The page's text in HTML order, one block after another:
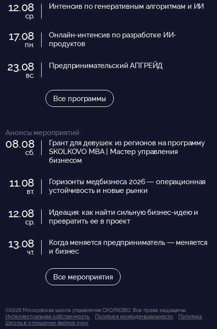
12.08
ср.
Интенсив по генеративным алгоритмам и ИИ
17.08
пн.
Онлайн-интенсив по разработке ИИ-
продуктов
23.08
вс.
Предпринимательский АПГРЕЙД
Все программы
Анонсы мероприятий
08.08
сб.
Грант для девушек из регионов на программу
SKOLKOVO MBA | Мастер управления
бизнесом
11.08
вт.
Горизонты медбизнеса 2026 — операционная
устойчивость и новые рынки
12.08
ср.
Идеация: как найти сильную бизнес-идею и
превратить ее в проект
13.08
чт.
Когда меняется предприниматель — меняется
и бизнес
Все мероприятия
©2026 Московская школа управления СКОЛКОВО. Все права защищены.
Интеллектуальная собственность.
Политика конфиденциальности.
Политика
Школы в отношении файлов куки.